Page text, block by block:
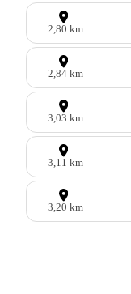
2,80 km
2,84 km
3,03 km
3,11 km
3,20 km